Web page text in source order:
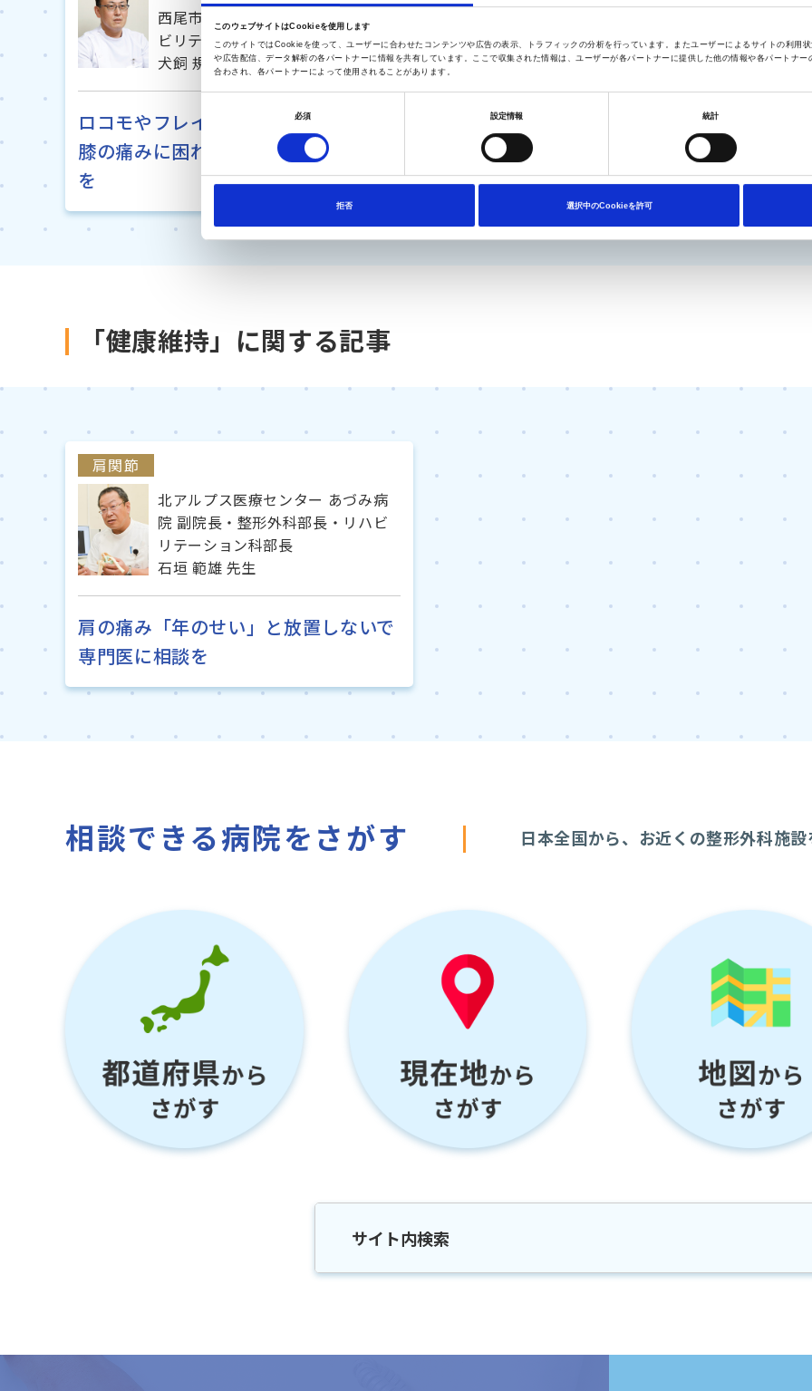
このウェブサイトはCookieを使用します
このサイトではCookieを使って、ユーザーに合わせたコンテンツや広告の表示、トラフィックの分析を行っています。またユーザーによるサイトの利用
や広告配信、データ解析の各パートナーに情報を共有しています。ここで収集された情報は、ユーザーが各パートナーに提供した他の情報や各パートナ
合わされ、各パートナーによって使用されることがあります。
の
必須 設定情報 統計
拒否 選択中のCookieを許可
西尾市民病院 整形外科部長 兼 リハ
ビリテーション科部長
犬飼 規夫 先生
ロコモやフレイルを予防するためにも
膝の痛みに困れば早めに専門医に相談
を
「健康維持」に関する記事
肩関節
北アルプス医療センター あづみ病
院 副院長・整形外科部長・リハビ
リテーション科部長
石垣 範雄 先生
肩の痛み「年のせい」と放置しないで
専門医に相談を
相談できる病院をさがす 日本全国から、お近くの整形外科施